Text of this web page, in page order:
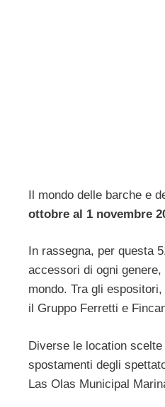
Il mondo delle barche e
ottobre al 1 novembre
In rassegna, per questa
accessori di ogni
mondo. Tra gli
il Gruppo Ferretti e
Diverse le location
spostamenti degli
Las Olas Municipal